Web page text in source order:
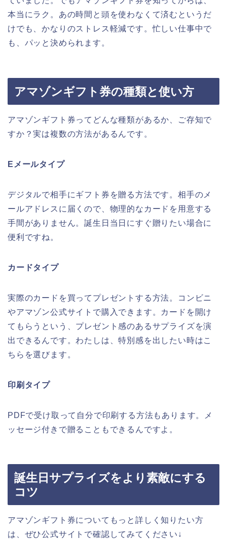
本当にラク。あの時間と頭を使わなくて済むというだ
けでも、かなりのストレス軽減です。忙しい仕事中で
も、パッと決められます。
アマゾンギフト券の種類と使い方
アマゾンギフト券ってどんな種類があるか、ご存知で
すか？実は複数の方法があるんです。
Eメールタイプ
デジタルで相手にギフト券を贈る方法です。相手のメ
ールアドレスに届くので、物理的なカードを用意する
手間がありません。誕生日当日にすぐ贈りたい場合に
便利ですね。
カードタイプ
実際のカードを買ってプレゼントする方法。コンビニ
やアマゾン公式サイトで購入できます。カードを開け
てもらうという、プレゼント感のあるサプライズを演
出できるんです。わたしは、特別感を出したい時はこ
ちらを選びます。
印刷タイプ
PDFで受け取って自分で印刷する方法もあります。メ
ッセージ付きで贈ることもできるんですよ。
誕生日サプライズをより素敵にする
コツ
アマゾンギフト券についてもっと詳しく知りたい方
は、ぜひ公式サイトで確認してみてください↓